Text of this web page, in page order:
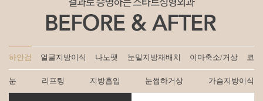
하안검 얼굴지방이식 나노팻 눈밑지방재배치 이마축소/거상 코
눈 리프팅 지방흡입 눈썹하거상 가슴지방이식